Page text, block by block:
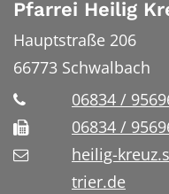
Pfarrei Heilig
Hauptstraße 206
66773 Schwalbach
06834 /
06834 /
heilig-
trier.de